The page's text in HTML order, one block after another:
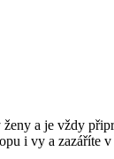
a je vždy
i vy a zazáříte